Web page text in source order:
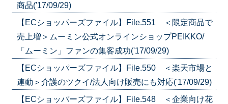
商品('17/09/29)
【ECショッパーズファイル】File.551 ＜限定商品で
売上増＞ムーミン公式オンラインショップPEIKKO/
「ムーミン」ファンの集客成功('17/09/29)
【ECショッパーズファイル】File.550 ＜楽天市場と
連動＞介護のツクイ/法人向け販売にも対応('17/09/29)
【ECショッパーズファイル】File.548 ＜企業向け花